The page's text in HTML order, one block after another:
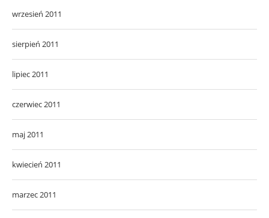
wrzesień 2011
sierpień 2011
lipiec 2011
czerwiec 2011
maj 2011
kwiecień 2011
marzec 2011